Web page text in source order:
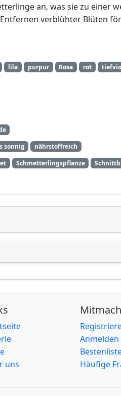
an, was sie zu einer
verblühter Blüten
lila purpur Rosa rot
sonnig nährstoffreich
Schmetterlingspflanze
uns
Anmelden
Häufige